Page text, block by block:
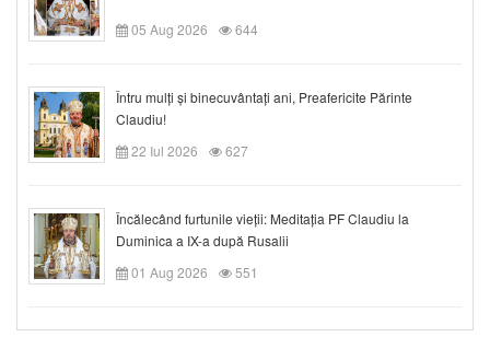
05 Aug 2026 644
Întru mulți și binecuvântați ani, Preafericite Părinte
Claudiu!
22 Iul 2026
627
Încălecând furtunile vieții: Meditația PF Claudiu la
Duminica a IX-a după Rusalii
01 Aug 2026
551